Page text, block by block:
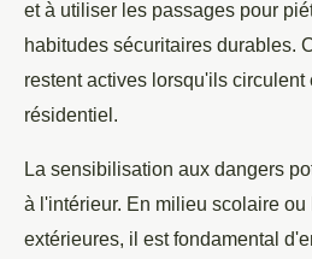
et à utiliser les passages pour
habitudes sécuritaires durables.
restent actives lorsqu'ils
résidentiel.
La sensibilisation aux dangers
à l'intérieur. En milieu scolaire ou
extérieures, il est fondamental